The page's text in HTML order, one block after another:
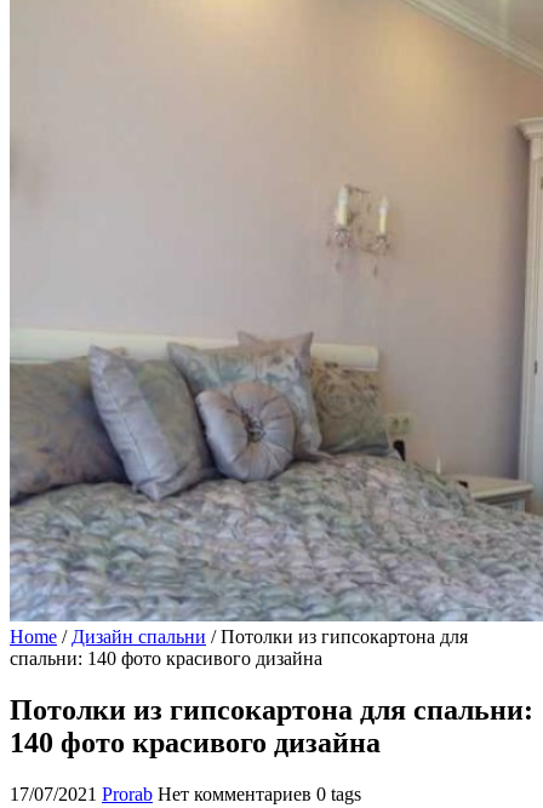
Home / Дизайн спальни /Потолки из гипсокартона для
спальни: 140 фото красивого дизайна
Потолки из гипсокартона для спальни:
140 фото красивого дизайна
17/07/2021 Prorab Нет комментариев 0 tags